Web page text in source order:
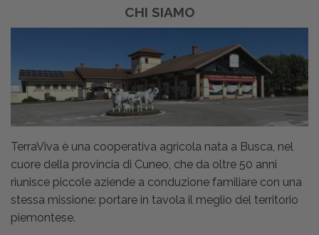
CHI SIAMO
TerraViva è una cooperativa agricola nata a Busca, nel
cuore della provincia di Cuneo, che da oltre 50 anni
riunisce piccole aziende a conduzione familiare con una
stessa missione: portare in tavola il meglio del territorio
piemontese.